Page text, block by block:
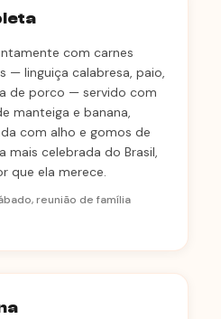
com carnes
— linguiça calabresa, paio,
de porco — servido com
manteiga e banana,
com alho e gomos de
mais celebrada do Brasil,
que ela merece.
reunião de família